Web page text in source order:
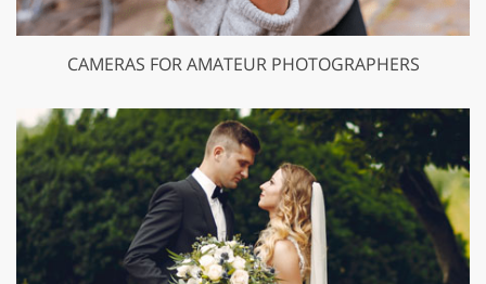
CAMERAS FOR AMATEUR PHOTOGRAPHERS